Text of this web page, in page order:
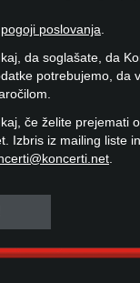
pogoji poslovanja
da soglašate, da
potrebujemo, da
če želite prejemati
Izbris iz mailing liste